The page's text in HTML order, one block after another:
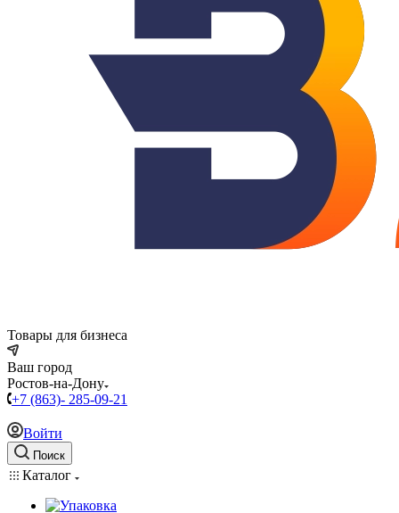
Товары для бизнеса
Ваш город
Ростов-на-Дону
+7 (863)- 285-09-21
Войти
Поиск
Каталог